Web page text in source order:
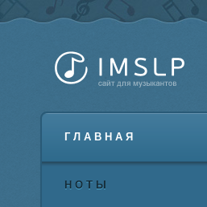
ГЛАВНАЯ
НОТЫ